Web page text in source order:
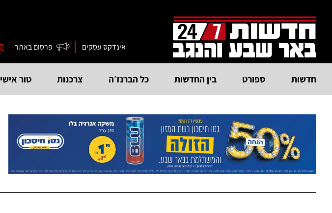
אינדקס עסקים פרסום באתר
חדשות ספורט בין החדשות כל הברנז׳ה צרכנות טור אישי